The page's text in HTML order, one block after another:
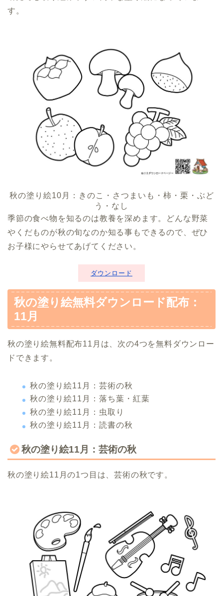
す。
秋の塗り絵10月：きのこ・さつまいも・柿・栗・ぶど
う・なし
季節の食べ物を知るのは教養を深めます。どんな野菜
やくだものが秋の旬なのか知る事もできるので、ぜひ
お子様にやらせてあげてください。
ダウンロード
秋の塗り絵無料ダウンロード配布：
11月
秋の塗り絵無料配布11月は、次の4つを無料ダウンロー
ドできます。
秋の塗り絵11月：芸術の秋
秋の塗り絵11月：落ち葉・紅葉
秋の塗り絵11月：虫取り
秋の塗り絵11月：読書の秋
秋の塗り絵11月：芸術の秋
秋の塗り絵11月の1つ目は、芸術の秋です。